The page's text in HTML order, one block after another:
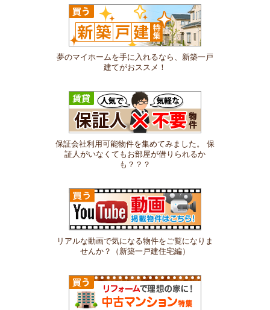
夢のマイホームを手に入れるなら、新築一戸
建てがおススメ！
保証会社利用可能物件を集めてみました。 保
証人がいなくてもお部屋が借りられるか
も？？？
リアルな動画で気になる物件をご覧になりま
せんか？（新築一戸建住宅編）